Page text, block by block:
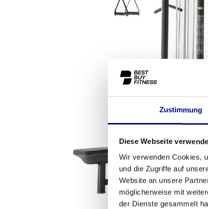
Zustimmung
Diese Webseite
Wir verwenden Cookies,
und die Zugriffe auf
Website an unsere
möglicherweise mit
der Dienste gesammelt